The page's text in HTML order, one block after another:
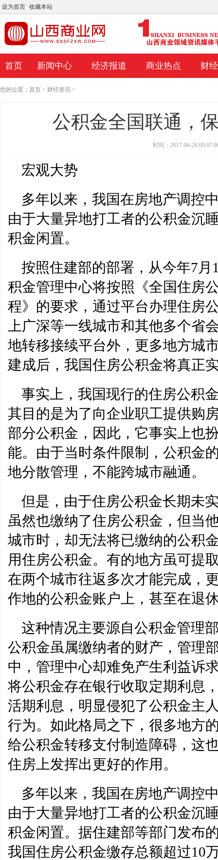
设为首页 收藏本站
首页 新闻中心 经济报道 商业热点 财
您的位置： 首页 > 财经资讯 >
公积金全国联通，
时间：2017-06-26
宏观大势
多年以来，我国在房地产调控
由于大量异地打工者的公积金沉
积金闲置。
按照住建部的部署，从今年7
积金管理中心将按照《全国住房
程》的要求，通过平台办理住房
上广深等一线城市和其他多个省
地转移接续平台外，更多地方城
建成后，我国住房公积金将真正
事实上，我国现行的住房公积
其目的是为了向企业职工提供购
部分公积金，因此，它事实上也
能。由于当时条件限制，公积金
地分散管理，不能跨城市融通。
但是，由于住房公积金长期未
虽然也缴纳了住房公积金，但当
城市时，却无法将已缴纳的公积
用住房公积金。有的地方虽可提
在两个城市往返多次才能完成，
作地的公积金账户上，甚至在退
这种情况主要源自公积金管理
公积金虽属缴纳者的财产，管理
中，管理中心却难免产生利益诉
将公积金存在银行收取定期利息
活期利息，明显侵犯了公积金主
行为。如此格局之下，很多地方
给公积金转移支付制造障碍，这
住房上发挥出更好的作用。
多年以来，我国在房地产调控
由于大量异地打工者的公积金沉
积金闲置。据住建部等部门发布
我国住房公积金缴存总额超过10
在经纪报告中挖掘;告诉投资者使用智
和致辞
Kotak Mutualfund的
Midcap Stocks过热，搬